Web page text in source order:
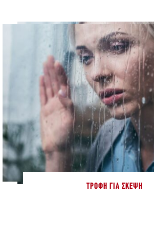
ΤΡΟΦΉ ΓΙΑ ΣΚΈΨΗ